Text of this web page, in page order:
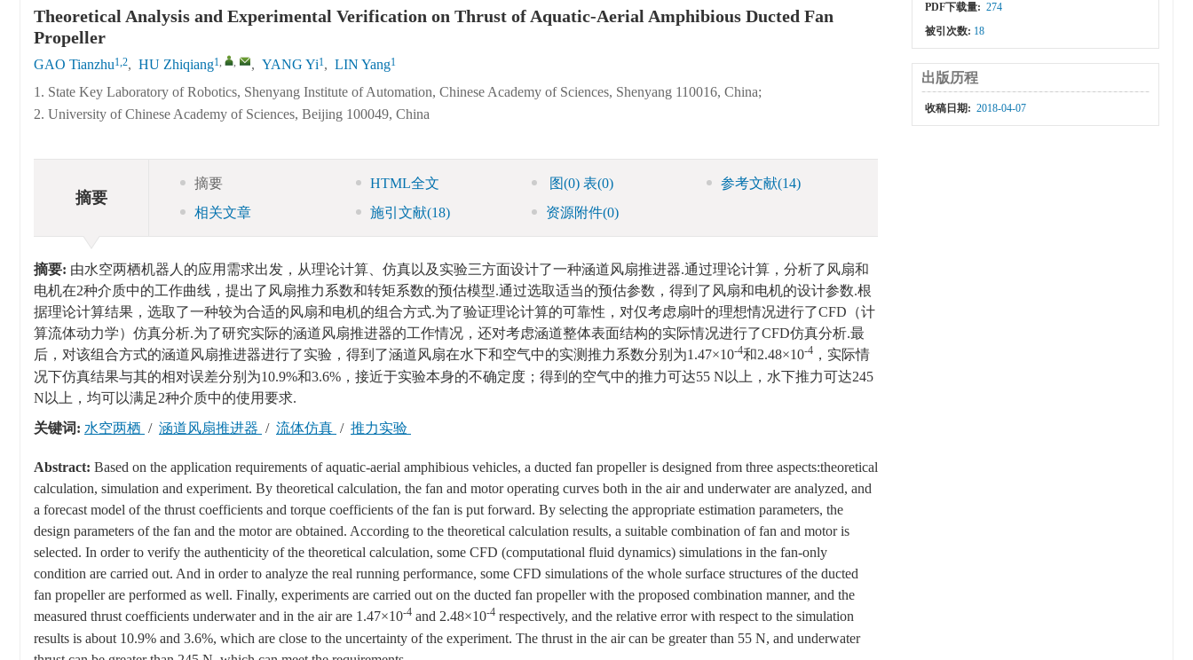
Theoretical Analysis and Experimental Verification on Thrust of Aquatic-Aerial Amphibious Ducted Fan
Propeller
GAO Tianzhu1,2, HU Zhiqiang1, , , YANG Yi1, LIN Yang1
1. State Key Laboratory of Robotics, Shenyang Institute of Automation, Chinese Academy of Sciences, Shenyang 110016, China;
2. University of Chinese Academy of Sciences, Beijing 100049, China
摘要
摘要 HTML全文 图(0)表(0) 参考文献(14)
相关文章
施引文献(18) 资源附件(0)
摘要: 由水空两栖机器人的应用需求出发，从理论计算、仿真以及实验三方面设计了一种涵道风扇推进器.通过理论计算，分析了风扇和
电机在2种介质中的工作曲线，提出了风扇推力系数和转矩系数的预估模型.通过选取适当的预估参数，得到了风扇和电机的设计参数.根
据理论计算结果，选取了一种较为合适的风扇和电机的组合方式.为了验证理论计算的可靠性，对仅考虑扇叶的理想情况进行了CFD（计
算流体动力学）仿真分析.为了研究实际的涵道风扇推进器的工作情况，还对考虑涵道整体表面结构的实际情况进行了CFD仿真分析.最
后，对该组合方式的涵道风扇推进器进行了实验，得到了涵道风扇在水下和空气中的实测推力系数分别为1.47×10-4和2.48×10-4 ，实际情
况下仿真结果与其的相对误差分别为10.9%和3.6%，接近于实验本身的不确定度；得到的空气中的推力可达55 N以上，水下推力可达245
N以上，均可以满足2种介质中的使用要求.
关键词: 水空两栖 / 涵道风扇推进器 / 流体仿真 / 推力实验
Abstract: Based on the application requirements of aquatic-aerial amphibious vehicles, a ducted fan propeller is designed from three aspects:theoretical
calculation, simulation and experiment. By theoretical calculation, the fan and motor operating curves both in the air and underwater are analyzed, and
a forecast model of the thrust coefficients and torque coefficients of the fan is put forward. By selecting the appropriate estimation parameters, the
design parameters of the fan and the motor are obtained. According to the theoretical calculation results, a suitable combination of fan and motor is
selected. In order to verify the authenticity of the theoretical calculation, some CFD (computational fluid dynamics) simulations in the fan-only
condition are carried out. And in order to analyze the real running performance, some CFD simulations of the whole surface structures of the ducted
fan propeller are performed as well. Finally, experiments are carried out on the ducted fan propeller with the proposed combination manner, and the
measured thrust coefficients underwater and in the air are 1.47×10-4 and 2.48×10-4 respectively, and the relative error with respect to the simulation
results is about 10.9% and 3.6%, which are close to the uncertainty of the experiment. The thrust in the air can be greater than 55 N, and underwater
PDF下载量: 274
被引次数: 18
出版历程
收稿日期: 2018-04-07